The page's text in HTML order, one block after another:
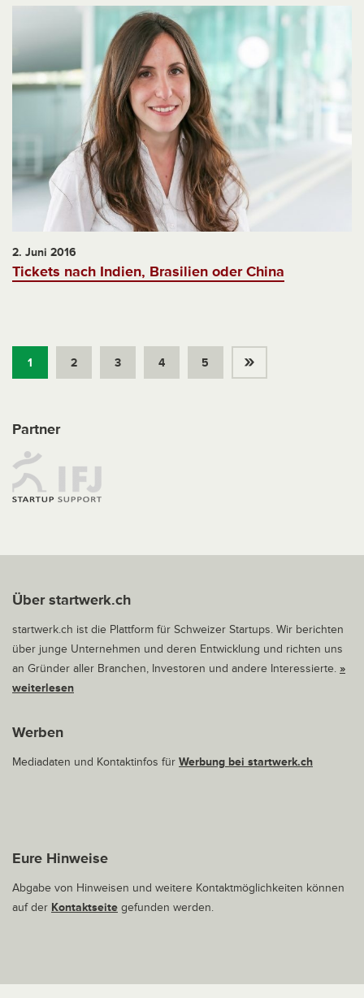
2. Juni 2016
Tickets nach Indien, Brasilien oder China
1 2 3 4 5 »
Partner
Über startwerk.ch
startwerk.ch ist die Plattform für Schweizer Startups. Wir berichten
über junge Unternehmen und deren Entwicklung und richten uns
an Gründer aller Branchen, Investoren und andere Interessierte. »
weiterlesen
Werben
Mediadaten und Kontaktinfos für Werbung bei startwerk.ch
Eure Hinweise
Abgabe von Hinweisen und weitere Kontaktmöglichkeiten können
auf der Kontaktseite gefunden werden.